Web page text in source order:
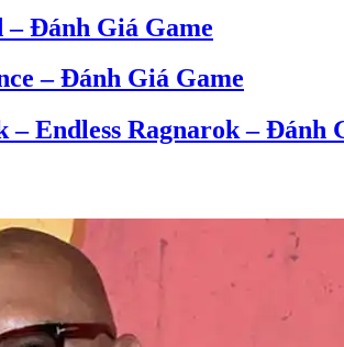
Đánh Giá Game
– Đánh Giá Game
Endless Ragnarok – Đánh